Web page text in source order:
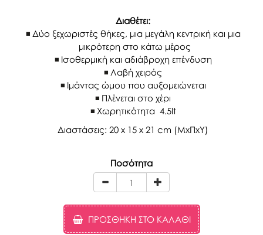
Διαθέτει:
Δύο ξεχωριστές θήκες, μια μεγάλη κεντρική και μια
μικρότερη στο κάτω μέρος
Ισοθερμική και αδιάβροχη επένδυση
Λαβή χειρός
Ιμάντας ώμου που αυξομειώνεται
Πλένεται στο χέρι
Χωρητικότητα 4.5lt
Διαστάσεις: 20 x 15 x 21 cm (MxΠxΥ)
Ποσότητα
ΠΡΟΣΘΉΚΗ ΣΤΟ ΚΑΛΆΘΙ